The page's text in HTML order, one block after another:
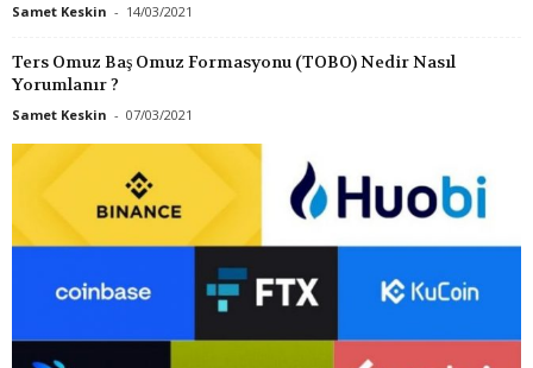
Samet Keskin - 14/03/2021
Ters Omuz Baş Omuz Formasyonu (TOBO) Nedir Nasıl
Yorumlanır ?
Samet Keskin - 07/03/2021